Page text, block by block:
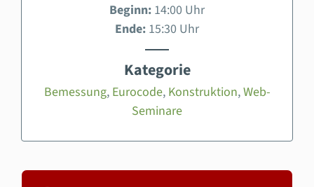
Beginn: 14:00 Uhr
Ende: 15:30 Uhr
Kategorie
Bemessung, Eurocode, Konstruktion,Web-
Seminare